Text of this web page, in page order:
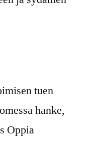
tuen
hanke,
Oppia